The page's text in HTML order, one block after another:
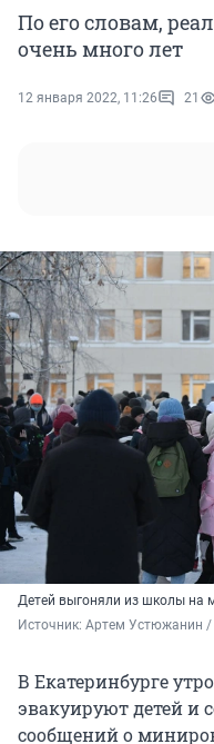
По его словам,
очень много лет
12 января 2022, 11:26 21
Детей выгоняли из школы на
Источник: Артем Устюжанин /
В Екатеринбурге
эвакуируют детей и
сообщений о